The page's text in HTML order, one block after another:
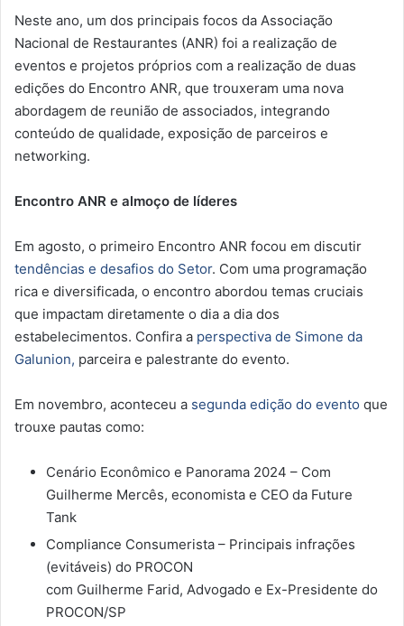
Neste ano, um dos principais focos da Associação
Nacional de Restaurantes (ANR) foi a realização de
eventos e projetos próprios com a realização de duas
edições do Encontro ANR, que trouxeram uma nova
abordagem de reunião de associados, integrando
conteúdo de qualidade, exposição de parceiros e
networking.
Encontro ANR e almoço de líderes
Em agosto, o primeiro Encontro ANR focou em discutir
tendências e desafios do Setor. Com uma programação
rica e diversificada, o encontro abordou temas cruciais
que impactam diretamente o dia a dia dos
estabelecimentos. Confira a perspectiva de Simone da
Galunion, parceira e palestrante do evento.
Em novembro, aconteceu a segunda edição do evento que
trouxe pautas como:
Cenário Econômico e Panorama 2024 – Com
Guilherme Mercês, economista e CEO da Future
Tank
Compliance Consumerista – Principais infrações
(evitáveis) do PROCON
com Guilherme Farid, Advogado e Ex-Presidente do
PROCON/SP